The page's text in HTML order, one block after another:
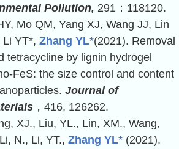
Pollution, 291 ： 118120.
Mo QM, Yang XJ, Wang JJ, Lin
Li YT*, Zhang YL*(2021). Removal
tetracycline by lignin hydrogel
FeS: the size control and content
Journal of
， 416, 126262.
XJ., Liu, YL., Lin, XM., Wang,
N., Li, YT., Zhang YL* (2021).